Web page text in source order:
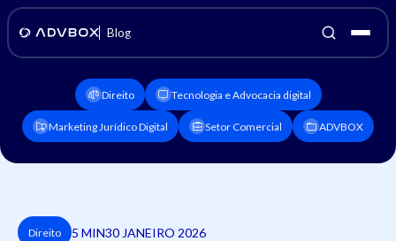
Blog
Direito Tecnologia e Advocacia digital
Marketing Jurídico Digital Setor Comercial ADVBOX
Direito 5 MIN30 JANEIRO 2026